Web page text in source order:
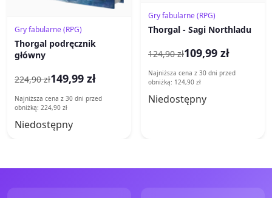
Gry fabularne (RPG)
Thorgal podręcznik
główny
224,90 zł149,99 zł
Najniższa cena z 30 dni przed
obniżką: 224,90 zł
Niedostępny
Gry fabularne (RPG)
Thorgal - Sagi Northladu
124,90 zł109,99 zł
Najniższa cena z 30 dni przed
obniżką: 124,90 zł
Niedostępny